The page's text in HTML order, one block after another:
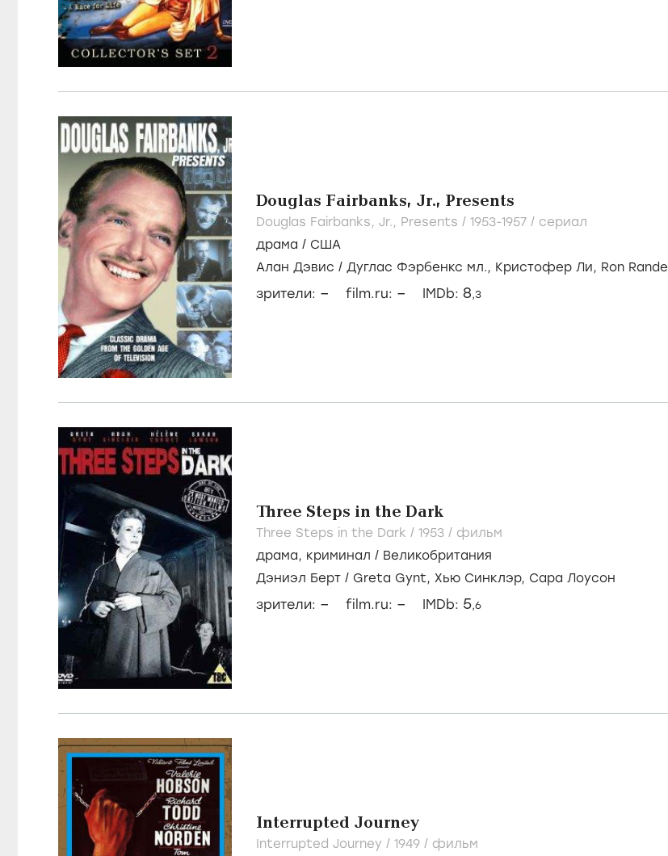
Douglas Fairbanks, Jr., Presents
Douglas Fairbanks, Jr., Presents / 1953-1957 / сериал
драма / США
Алан Дэвис / Дуглас Фэрбенкс мл., Кристофер Ли, Ron Randell
зрители: – film.ru: – IMDb: 8,3
Three Steps in the Dark
Three Steps in the Dark / 1953 / фильм
драма, криминал / Великобритания
Дэниэл Берт / Greta Gynt, Хью Синклэр, Сара Лоусон
зрители: – film.ru: – IMDb: 5,6
Interrupted Journey
Interrupted Journey / 1949 / фильм